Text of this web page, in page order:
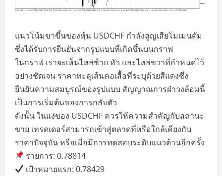
แนวโน้มขาขึ้นของหุ้น USDCHF กำลังสูญเสียโมเมนตัม
ซึ่งได้รับการยืนยันจากรูปแบบที่เกิดขึ้นบนกราฟ
ในกราฟ เราจะเห็นไหล่ซ้าย หัว และไหล่ขวาที่กำหนดไว้
อย่างชัดเจน ราคาทะลุเส้นคอเสื้อที่ระบุด้วยสีแดงซึ่ง
ยืนยันความสมบูรณ์ของรูปแบบ สัญญาณการฝ่าวงล้อมนี้
เป็นการเริ่มต้นของการกลับตัว
ดังนั้น ในแง่ของ USDCHF ควรให้ความสำคัญกับสถานะ
ขาย เทรดเดอร์สามารถเข้าสู่ตลาดที่หรือใกล้เคียงกับ
ราคาปัจจุบัน หรือเมื่อมีการทดสอบระดับแนวต้านอีกครั้ง
รายการ: 0.78814
เป้าหมายแรก: 0.78429